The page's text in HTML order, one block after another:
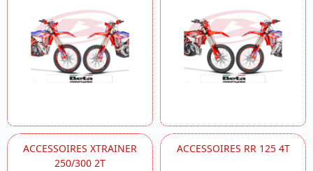
ACCESSOIRES XTRAINER
250/300 2T
ACCESSOIRES RR 125 4T